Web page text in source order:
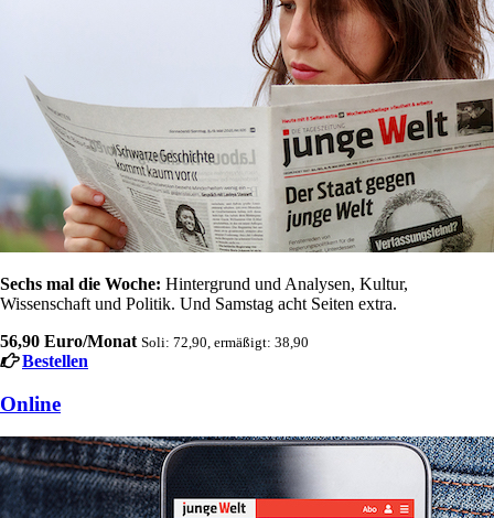
Sechs mal die Woche: Hintergrund und Analysen, Kultur,
Wissenschaft und Politik. Und Samstag acht Seiten extra.
56,90 Euro/Monat Soli: 72,90, ermäßigt: 38,90
Bestellen
Online